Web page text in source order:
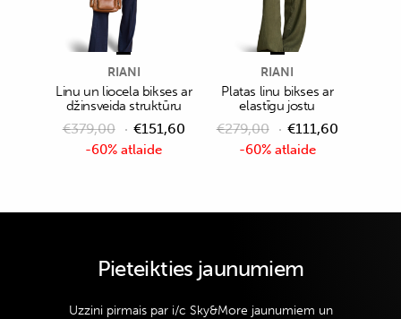
-60% atlaide
RIANI
Linu un liocela bikses ar
džinsveida struktūru
€379,00 €151,60
-60% atlaide
RIANI
Platas linu bikses ar
elastīgu jostu
€279,00 €111,60
Pieteikties jaunumiem
Uzzini pirmais par i/c Sky&More jaunumiem un